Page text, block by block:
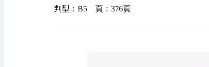
判型：B5 頁：376頁